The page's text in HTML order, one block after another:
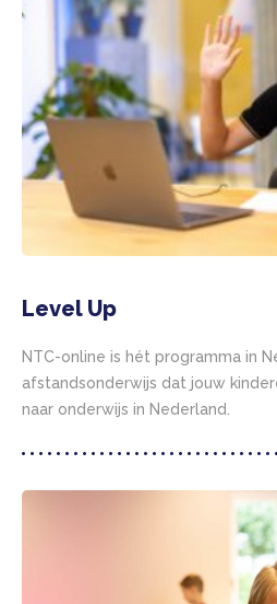
Level Up
NTC-online is hét programma in
afstandsonderwijs dat jouw
naar onderwijs in Nederland.